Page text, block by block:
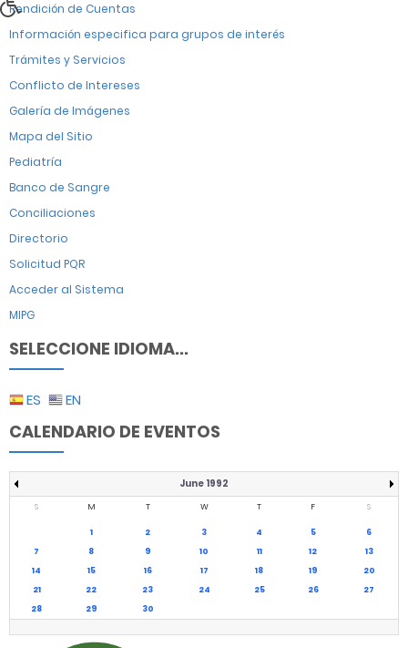
Rendición de Cuentas
Información especifica para grupos de interés
Trámites y Servicios
Conflicto de Intereses
Galería de Imágenes
Mapa del Sitio
Pediatría
Banco de Sangre
Conciliaciones
Directorio
Solicitud PQR
Acceder al Sistema
MIPG
SELECCIONE IDIOMA...
ES EN
CALENDARIO DE EVENTOS
June 1992
S M T W T F S
1 2 3 4 5
6
7
8 9 10 11 12
13
14
15 16 17 18 19
20
21
22 23 24 25 26
27
28
29 30